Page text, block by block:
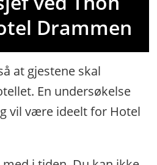
Drammen
at gjestene skal
En undersøkelse
vil være ideelt for Hotel